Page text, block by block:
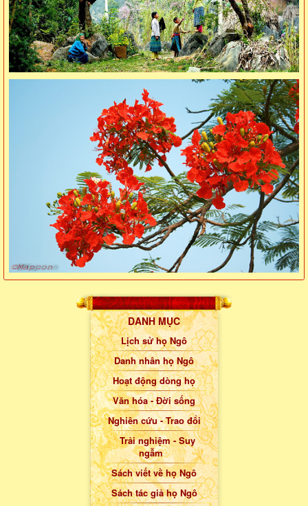
DANH MỤC
Lịch sử họ Ngô
Danh nhân họ Ngô
Hoạt động dòng họ
Văn hóa - Đời sống
Nghiên cứu - Trao đổi
Trải nghiệm - Suy
ngẫm
Sách viết về họ Ngô
Sách tác giả họ Ngô